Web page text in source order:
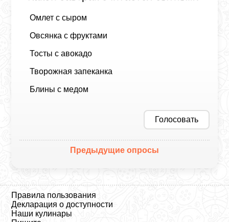
Омлет с сыром
Овсянка с фруктами
Тосты с авокадо
Творожная запеканка
Блины с медом
Голосовать
Предыдущие опросы
Правила пользования
Декларация о доступности
Наши кулинары